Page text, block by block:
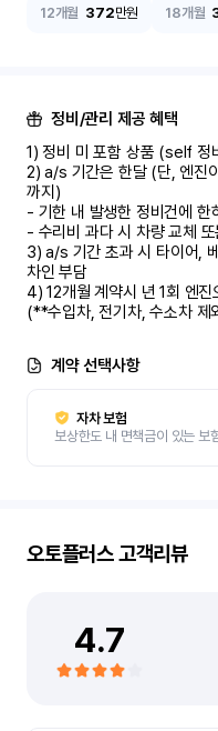
12개월 372만원 18개월
정비/관리 제공 혜택
1) 정비 미 포함 상품 (self 정
2) a/s 기간은 한달 (단, 엔진
까지)
- 기한 내 발생한 정비건에 한
- 수리비 과다 시 차량 교체 또
3) a/s 기간 초과 시 타이어,
차인 부담
4) 12개월 계약시 년 1회 엔
(**수입차, 전기차, 수소차 제
계약 선택사항
자차 보험
보상한도 내 면책금이 있는 보
오토플러스고객리뷰
4.7